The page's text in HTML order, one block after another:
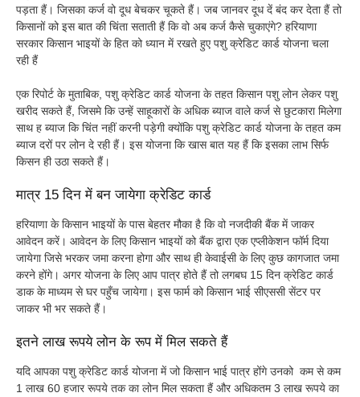
पड़ता हैं। जिसका कर्ज वो दूध बेचकर चूकते हैं। जब जानवर दूध दें बंद कर देता हैं तो
किसानों को इस बात की चिंता सताती हैं कि वो अब कर्ज कैसे चुकाएंगे? हरियाणा
सरकार किसान भाइयों के हित को ध्यान में रखते हुए पशु क्रेडिट कार्ड योजना चला
रही हैं
एक रिपोर्ट के मुताबिक, पशु क्रेडिट कार्ड योजना के तहत किसान पशु लोन लेकर पशु
खरीद सकते हैं, जिसमे कि उन्हें साहूकारों के अधिक ब्याज वाले कर्ज से छुटकारा मिलेगा
साथ ह ब्याज कि चिंत नहीं करनी पड़ेगी क्योंकि पशु क्रेडिट कार्ड योजना के तहत कम
ब्याज दरों पर लोन दे रही हैं। इस योजना कि खास बात यह हैं कि इसका लाभ सिर्फ
किसन ही उठा सकते हैं।
मात्र 15 दिन में बन जायेगा क्रेडिट कार्ड
हरियाणा के किसान भाइयों के पास बेहतर मौका है कि वो नजदीकी बैंक में जाकर
आवेदन करें। आवेदन के लिए किसान भाइयों को बैंक द्वारा एक एप्लीकेशन फॉर्म दिया
जायेगा जिसे भरकर जमा करना होगा और साथ ही केवाईसी के लिए कुछ कागजात जमा
करने होंगे। अगर योजना के लिए आप पात्र होते हैं तो लगबघ 15 दिन क्रेडिट कार्ड
डाक के माध्यम से घर पहुँच जायेगा। इस फार्म को किसान भाई सीएससी सेंटर पर
जाकर भी भर सकते हैं।
इतने लाख रूपये लोन के रूप में मिल सकते हैं
यदि आपका पशु क्रेडिट कार्ड योजना में जो किसान भाई पात्र होंगे उनको कम से कम
1 लाख 60 हजार रूपये तक का लोन मिल सकता हैं और अधिकतम 3 लाख रूपये का